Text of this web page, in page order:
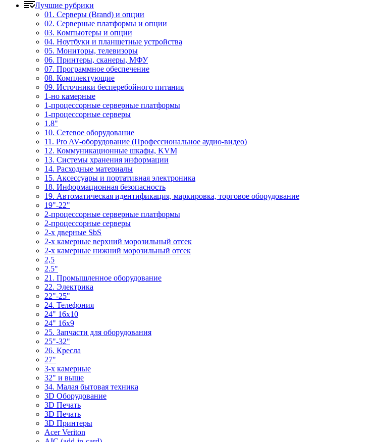
Лучшие рубрики
01. Серверы (Brand) и опции
02. Серверные платформы и опции
03. Компьютеры и опции
04. Ноутбуки и планшетные устройства
05. Мониторы, телевизоры
06. Принтеры, сканеры, МФУ
07. Программное обеспечение
08. Комплектующие
09. Источники бесперебойного питания
1-но камерные
1-процессорные серверные платформы
1-процессорные серверы
1.8"
10. Сетевое оборудование
11. Pro AV-оборудование (Профессиональное аудио-видео)
12. Коммуникационные шкафы, KVM
13. Системы хранения информации
14. Расходные материалы
15. Аксессуары и портативная электроника
18. Информационная безопасность
19. Автоматическая идентификация, маркировка, торговое оборудование
19"-22"
2-процессорные серверные платформы
2-процессорные серверы
2-х дверные SbS
2-х камерные верхний морозильный отсек
2-х камерные нижний морозильный отсек
2,5
2.5"
21. Промышленное оборудование
22. Электрика
22"-25"
24. Телефония
24" 16x10
24" 16x9
25. Запчасти для оборудования
25"-32"
26. Кресла
27"
3-x камерные
32" и выше
34. Малая бытовая техника
3D Оборудование
3D Печать
3D Печать
3D Принтеры
Acer Veriton